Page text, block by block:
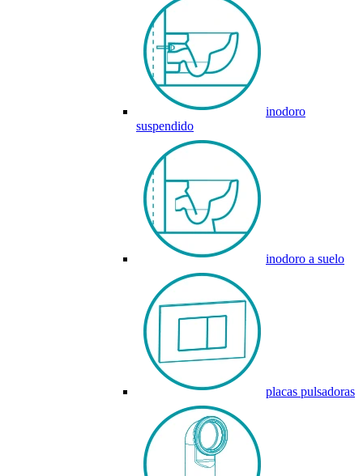
inodoro
suspendido
inodoro a suelo
placas pulsadoras